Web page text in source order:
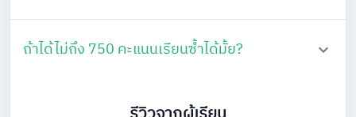
ถ้าได้ไม่ถึง 750 คะแนนเรียนซ้ำได้มั้ย?